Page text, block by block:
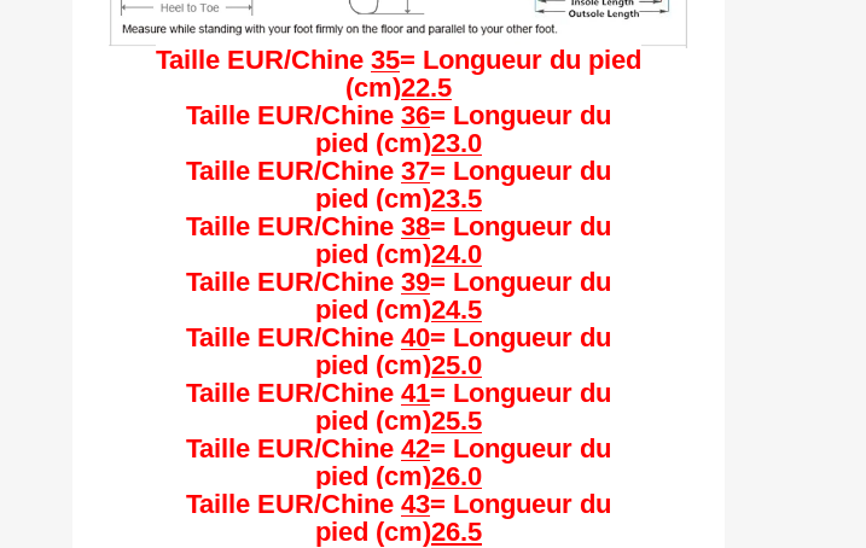
Taille EUR/Chine 35= Longueur du pied
(cm)22.5
Taille EUR/Chine 36= Longueur du
pied (cm)23.0
Taille EUR/Chine 37= Longueur du
pied (cm)23.5
Taille EUR/Chine 38= Longueur du
pied (cm)24.0
Taille EUR/Chine 39= Longueur du
pied (cm)24.5
Taille EUR/Chine 40= Longueur du
pied (cm)25.0
Taille EUR/Chine 41= Longueur du
pied (cm)25.5
Taille EUR/Chine 42= Longueur du
pied (cm)26.0
Taille EUR/Chine 43= Longueur du
pied (cm)26.5